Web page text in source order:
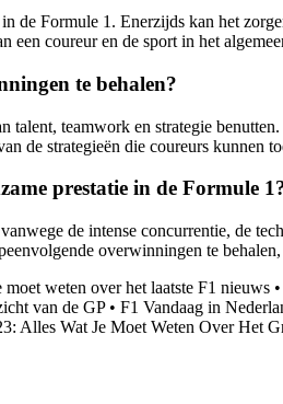
Formule 1. Enerzijds kan het
coureur en de sport in het
te behalen?
teamwork en strategie
de strategieën die coureurs kunnen
prestatie in de Formule
de intense concurrentie, de
overwinningen te
weten over het laatste F1 nieuws •
van de GP• F1 Vandaag in
Alles Wat Je Moet Weten Over Het